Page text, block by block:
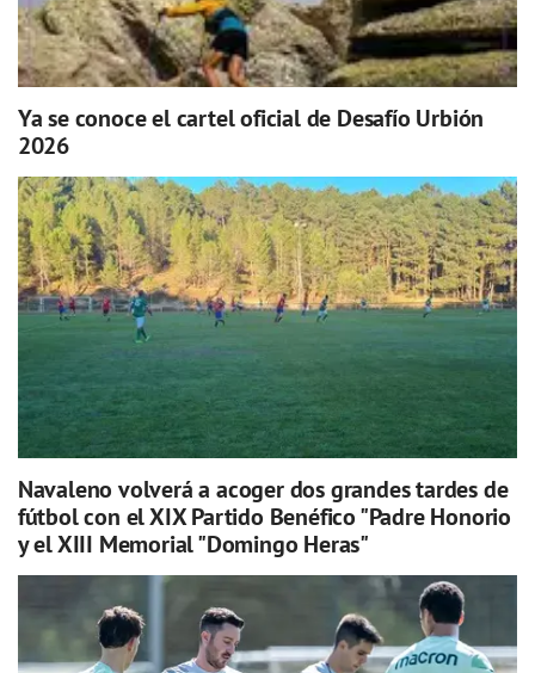
Ya se conoce el cartel oficial de Desafío Urbión
2026
Navaleno volverá a acoger dos grandes tardes de
fútbol con el XIX Partido Benéfico "Padre Honorio
y el XIII Memorial "Domingo Heras"